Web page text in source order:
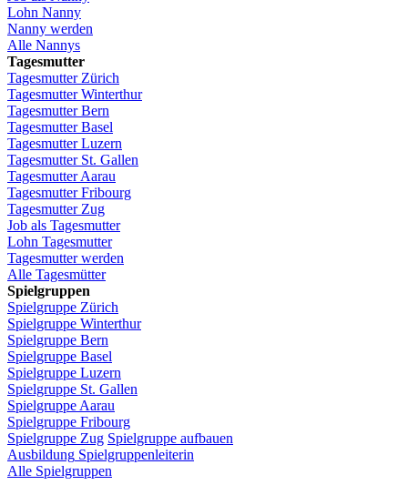
Lohn Nanny
Nanny werden
Alle Nannys
Tagesmutter
Tagesmutter Zürich
TagesmutterWinterthur
TagesmutterBern
TagesmutterBasel
Tagesmutter Luzern
TagesmutterSt. Gallen
Tagesmutter Aarau
Tagesmutter Fribourg
Tagesmutter Zug
Job als Tagesmutter
Lohn Tagesmutter
Tagesmutter werden
Alle Tagesmütter
Spielgruppen
Spielgruppe Zürich
Spielgruppe Winterthur
Spielgruppe Bern
Spielgruppe Basel
Spielgruppe Luzern
Spielgruppe St. Gallen
Spielgruppe Aarau
Spielgruppe Fribourg
Spielgruppe Zug Spielgruppe aufbauen
Ausbildung Spielgruppenleiterin
Alle Spielgruppen